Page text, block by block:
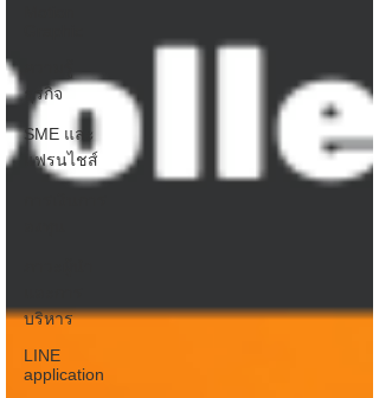
ธุรกิจ
SME และ
แฟรนไชส์
บริหาร
LINE
application